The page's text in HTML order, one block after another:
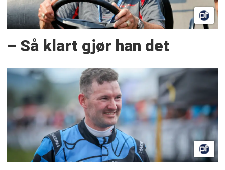
– Så klart gjør han det